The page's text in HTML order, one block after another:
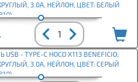
3.0А, НЕЙЛОН, ЦВЕТ: БЕЛЫЙ
USB - TYPE-C HOCO X113 BENEFICIO,
3.0А, НЕЙЛОН, ЦВЕТ: СЕРЫЙ